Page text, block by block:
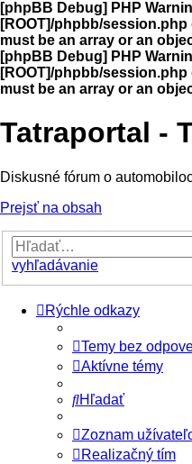
[phpBB Debug] PHP
[ROOT]/phpbb/session.php
must be an array or an
[phpBB Debug] PHP
[ROOT]/phpbb/session.php
must be an array or an
Tatraportal -
Diskusné fórum o
Prejsť na obsah
vyhľadávanie
Rýchle odkazy
Temy bez
Aktívne témy
Hľadať
Zoznam
Realizačný tím